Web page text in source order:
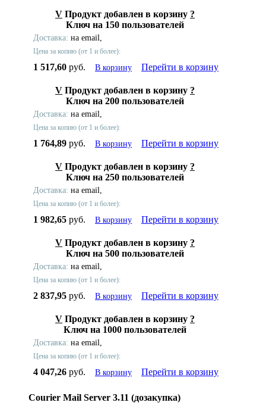
V Продукт добавлен в корзину ?
Ключ на 150 пользователей
Доставка: на email,
Цена за копию (от 1 и более):
1 517,60 руб. В корзину Перейти в корзину
V Продукт добавлен в корзину ?
Ключ на 200 пользователей
Доставка: на email,
Цена за копию (от 1 и более):
1 764,89 руб. В корзину Перейти в корзину
V Продукт добавлен в корзину ?
Ключ на 250 пользователей
Доставка: на email,
Цена за копию (от 1 и более):
1 982,65 руб. В корзину Перейти в корзину
V Продукт добавлен в корзину ?
Ключ на 500 пользователей
Доставка: на email,
Цена за копию (от 1 и более):
2 837,95 руб. В корзину Перейти в корзину
V Продукт добавлен в корзину ?
Ключ на 1000 пользователей
Доставка: на email,
Цена за копию (от 1 и более):
4 047,26 руб. В корзину Перейти в корзину
Courier Mail Server 3.11 (дозакупка)